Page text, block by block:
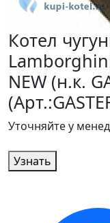
Котел
NEW (н.к.
Уточняйте у
Узнать